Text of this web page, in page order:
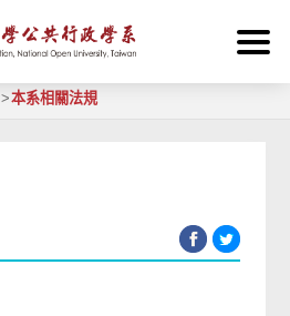
>本系相關法規